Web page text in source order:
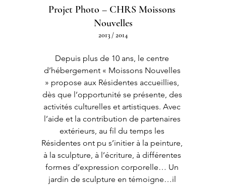
Projet Photo – CHRS Moissons
Nouvelles
2013 / 2014
Depuis plus de 10 ans, le centre
d’hébergement « Moissons Nouvelles
» propose aux Résidentes accueillies,
dès que l’opportunité se présente, des
activités culturelles et artistiques. Avec
l’aide et la contribution de partenaires
extérieurs, au fil du temps les
Résidentes ont pu s’initier à la peinture,
à la sculpture, à l’écriture, à différentes
formes d’expression corporelle… Un
jardin de sculpture en témoigne…il